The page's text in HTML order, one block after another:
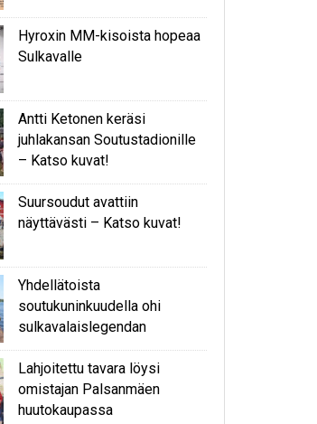
Hyroxin MM-kisoista hopeaa
Sulkavalle
Antti Ketonen keräsi
juhlakansan Soutustadionille
– Katso kuvat!
Suursoudut avattiin
näyttävästi – Katso kuvat!
Yhdellätoista
soutukuninkuudella ohi
sulkavalaislegendan
Lahjoitettu tavara löysi
omistajan Palsanmäen
huutokaupassa